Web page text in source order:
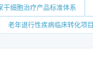
干细胞治疗产品标准体系
老年退行性疾病临床转化项目